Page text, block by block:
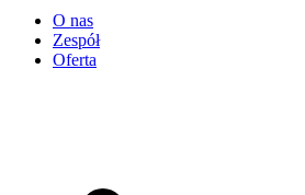
O nas
Zespół
Oferta